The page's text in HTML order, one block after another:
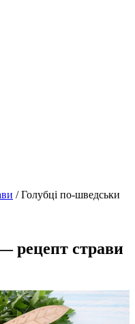
/ Голубці по-шведськи
рецепт страви